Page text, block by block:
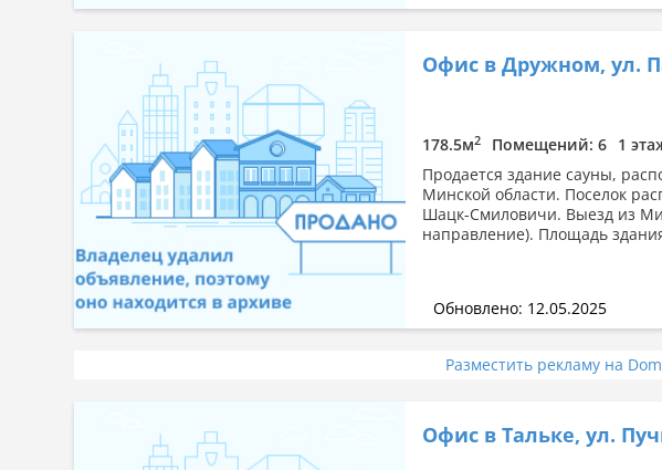
Офис в Дружном, ул.
178.5м2 Помещений: 6 1
Продается здание сауны,
Минской области. Поселок
Шацк-Смиловичи. Выезд из
направление). Площадь
Обновлено: 12.05.2025
Разместить рекламу на
Офис в Тальке, ул.